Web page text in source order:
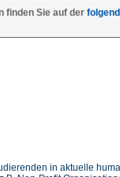
finden Sie auf der
in aktuelle